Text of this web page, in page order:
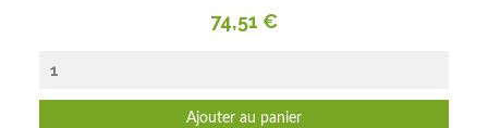
Prix
74,51 €
Ajouter au panier